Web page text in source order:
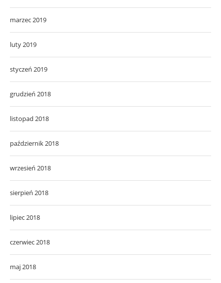
marzec 2019
luty 2019
styczeń 2019
grudzień 2018
listopad 2018
październik 2018
wrzesień 2018
sierpień 2018
lipiec 2018
czerwiec 2018
maj 2018